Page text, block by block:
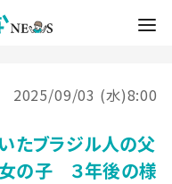
2025/09/03 (水)8:00
たブラジル人の父
の子 ３年後の様